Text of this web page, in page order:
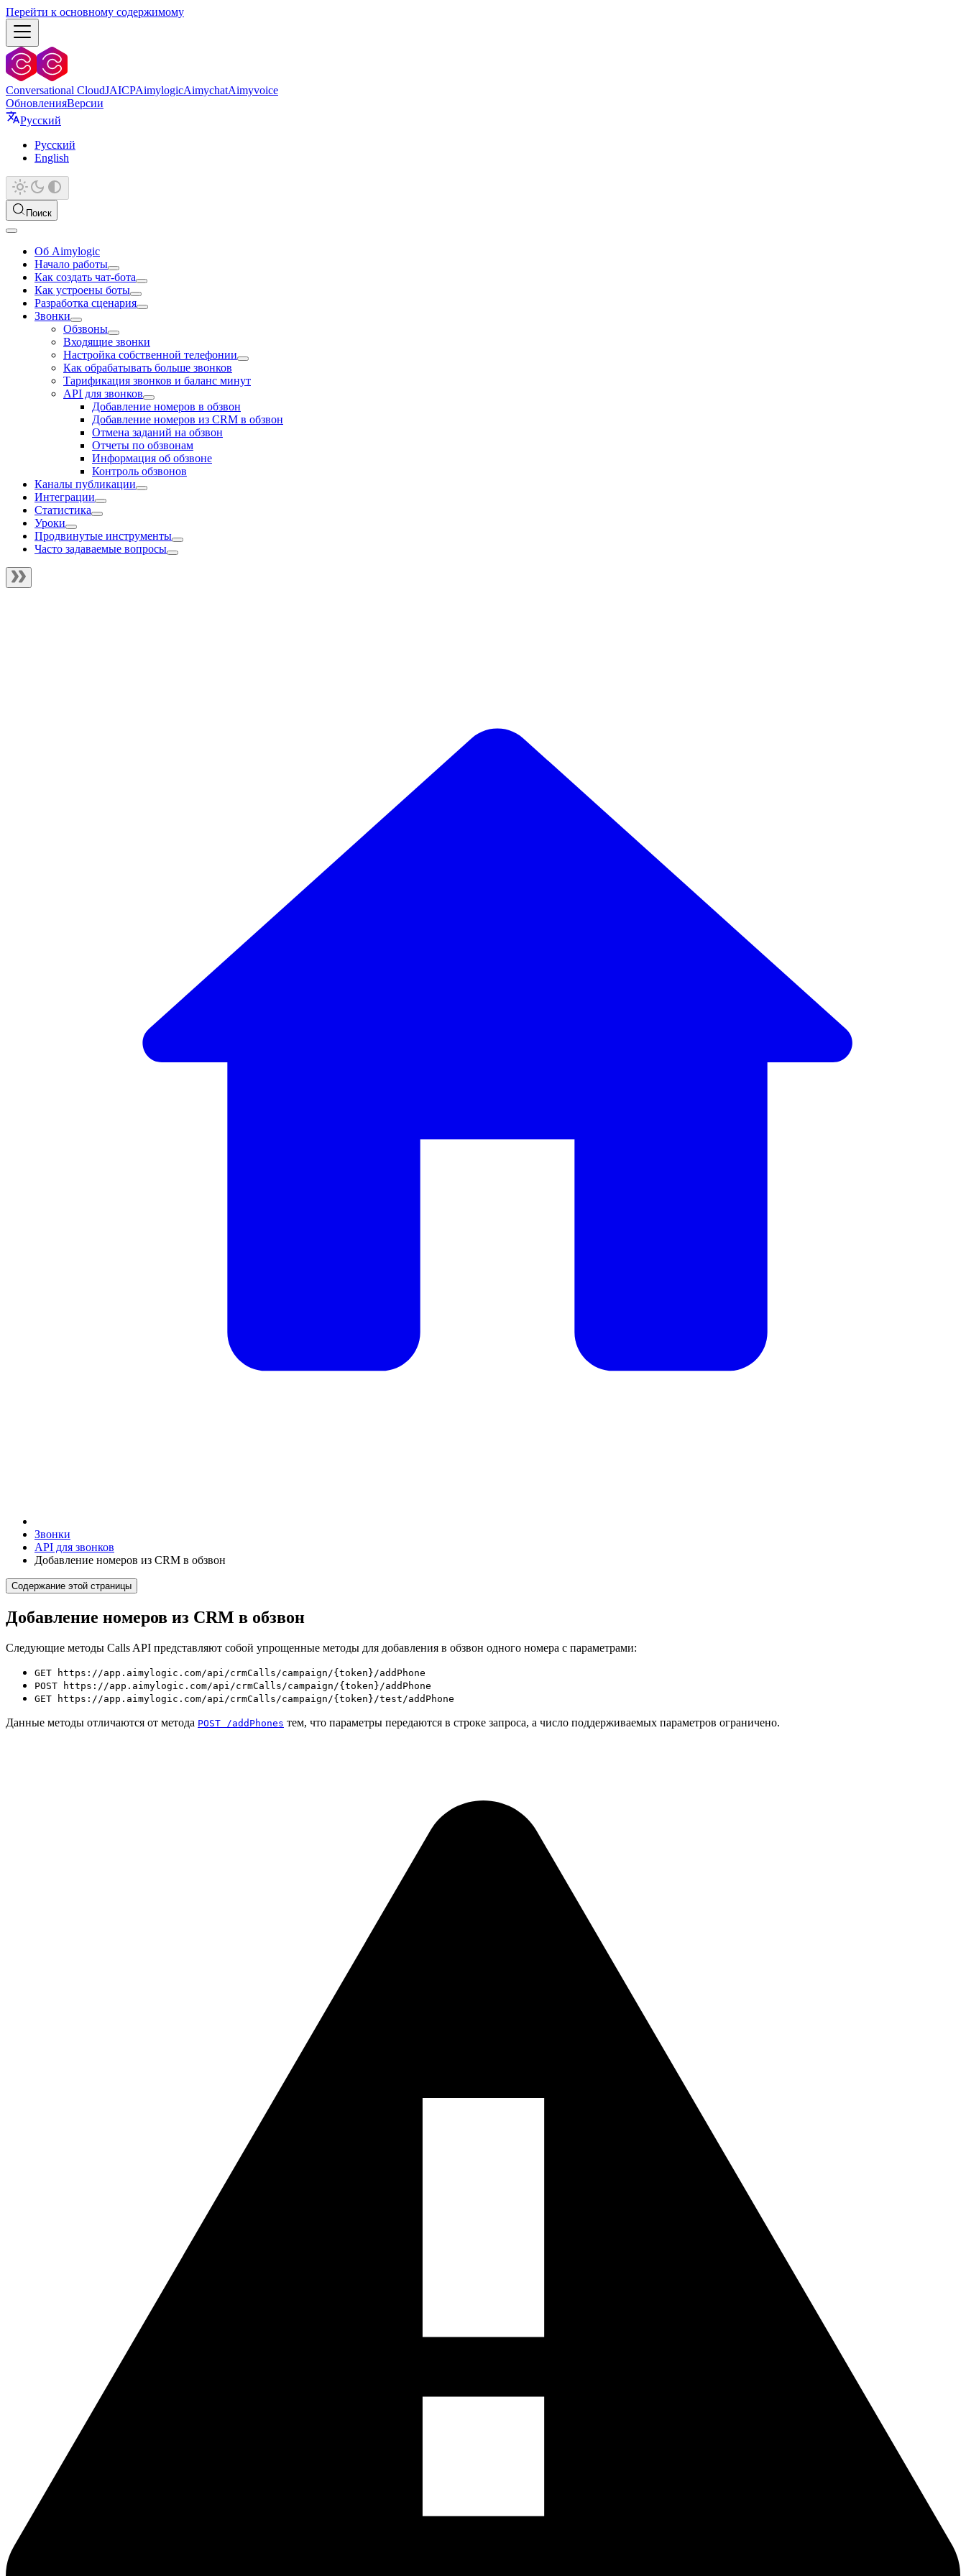
Перейти к основному содержимому
Conversational CloudJAICPAimylogicAimychatAimyvoice
ОбновленияВерсии
Русский
Русский
English
Поиск
Об Aimylogic
Начало работы
Как создать чат-бота
Как устроены боты
Разработка сценария
Звонки
Обзвоны
Входящие звонки
Настройка собственной телефонии
Как обрабатывать больше звонков
Тарификация звонков и баланс минут
API для звонков
Добавление номеров в обзвон
Добавление номеров из CRM в обзвон
Отмена заданий на обзвон
Отчеты по обзвонам
Информация об обзвоне
Контроль обзвонов
Каналы публикации
Интеграции
Статистика
Уроки
Продвинутые инструменты
Часто задаваемые вопросы
Звонки
API для звонков
Добавление номеров из CRM в обзвон
Содержание этой страницы
Добавление номеров из CRM в обзвон
Следующие методы Calls API представляют собой упрощенные методы для добавления в обзвон одного номера с параметрами:
GET https://app.aimylogic.com/api/crmCalls/campaign/{token}/addPhone
POST https://app.aimylogic.com/api/crmCalls/campaign/{token}/addPhone
GET https://app.aimylogic.com/api/crmCalls/campaign/{token}/test/addPhone
Данные методы отличаются от метода POST /addPhones тем, что параметры передаются в строке запроса, а число поддерживаемых параметров ограничено.